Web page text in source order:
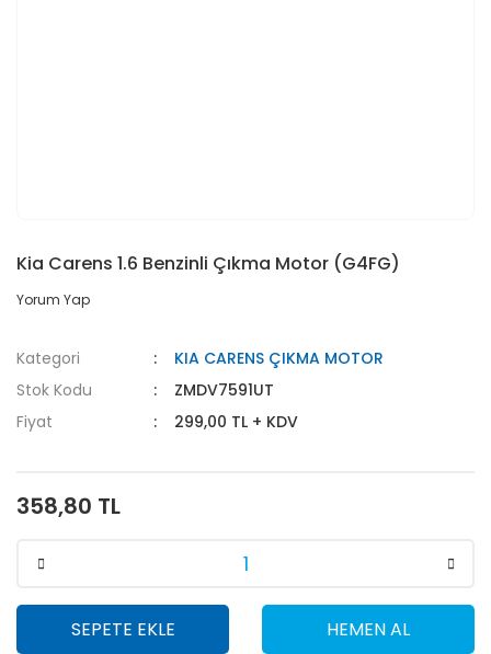
Kia Carens 1.6 Benzinli Çıkma Motor (G4FG)
Yorum Yap
Kategori
KIA CARENS ÇIKMA MOTOR
Stok Kodu
ZMDV7591UT
Fiyat
299,00 TL + KDV
358,80 TL
SEPETE EKLE HEMEN AL